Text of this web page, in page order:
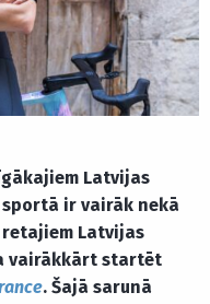
Latvijas
ir vairāk nekā
retajiem Latvijas
vairākkārt startēt
. Šajā sarunā